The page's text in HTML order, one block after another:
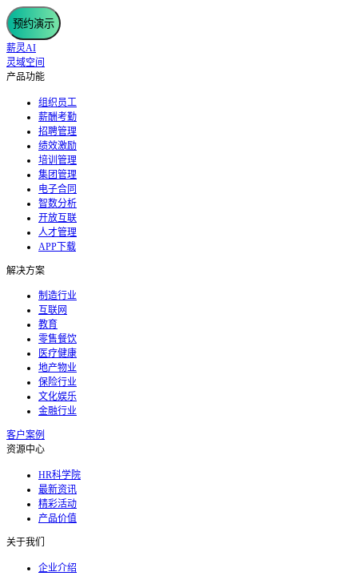
预约演示
薪灵AI
灵域空间
产品功能
组织员工
薪酬考勤
招聘管理
绩效激励
培训管理
集团管理
电子合同
智数分析
开放互联
人才管理
APP下载
解决方案
制造行业
互联网
教育
零售餐饮
医疗健康
地产物业
保险行业
文化娱乐
金融行业
客户案例
资源中心
HR科学院
最新资讯
精彩活动
产品价值
关于我们
企业介绍